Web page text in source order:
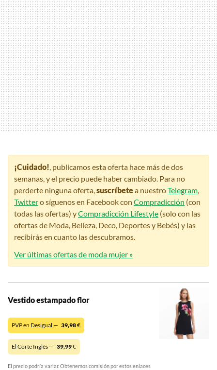
¡Cuidado!, publicamos esta oferta hace más de dos
semanas, y el precio puede haber cambiado. Para no
perderte ninguna oferta,suscríbetea nuestroTelegram,
Twittero síguenos en Facebook con Compradicción (con
todas las ofertas) yCompradicción Lifestyle (solo con las
ofertas de Moda, Belleza, Deco, Deportes y Bebés) y las
recibirás en cuanto las descubramos.
Ver últimas ofertas de moda mujer »
Vestido estampado flor
PVP en Desigual — 39,98€
El Corte Inglés — 39,99€
El precio podría variar. Obtenemos comisión por estos enlaces